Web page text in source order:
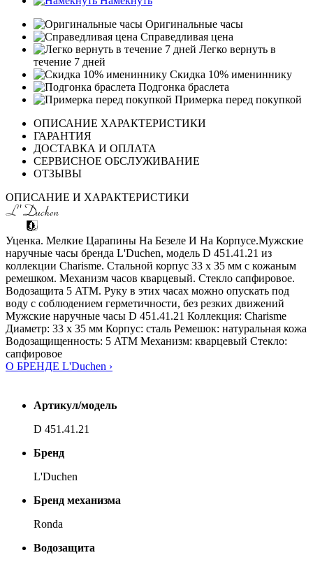
Оригинальные часы
Справедливая цена
Легко вернуть в
течение 7 дней
Скидка 10% имениннику
Подгонка браслета
Примерка перед покупкой
ОПИСАНИЕ ХАРАКТЕРИСТИКИ
ГАРАНТИЯ
ДОСТАВКА И ОПЛАТА
СЕРВИСНОЕ ОБСЛУЖИВАНИЕ
ОТЗЫВЫ
ОПИСАНИЕ И ХАРАКТЕРИСТИКИ
Уценка. Мелкие Царапины На Безеле И На Корпусе.Мужские
наручные часы бренда L'Duchen, модель D 451.41.21 из
коллекции Charisme. Стальной корпус 33 x 35 мм с кожаным
ремешком. Механизм часов кварцевый. Стекло сапфировое.
Водозащита 5 ATM. Руку в этих часах можно опускать под
воду с соблюдением герметичности, без резких движений
Мужские наручные часы D 451.41.21 Коллекция: Charisme
Диаметр: 33 x 35 мм Корпус: сталь Ремешок: натуральная кожа
Водозащищенность: 5 ATM Механизм: кварцевый Стекло:
сапфировое
О БРЕНДЕ L'Duchen ›
Артикул/модель
D 451.41.21
Бренд
L'Duchen
Бренд механизма
Ronda
Водозащита